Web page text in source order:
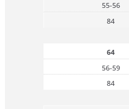
55-56
84
64
56-59
84